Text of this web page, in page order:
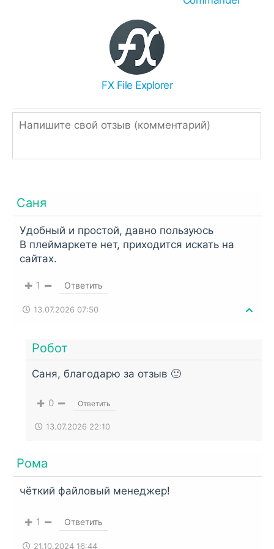
Чем распаковать zip или rar:
Иногда браузеры ошибочно переименовывают
APK в ZIP, поэтому просто измените
Однако, если ссылка подписана, как ZIP или
FX File Explorer
Саня
Удобный и простой, давно пользуюсь
В плеймаркете нет, приходится искать на
сайтах.
1 Ответить
13.07.2026 07:50
Робот
Саня, благодарю за отзыв 🙂
0 Ответить
13.07.2026 22:10
Рома
чёткий файловый менеджер!
1 Ответить
21.10.2024 16:44